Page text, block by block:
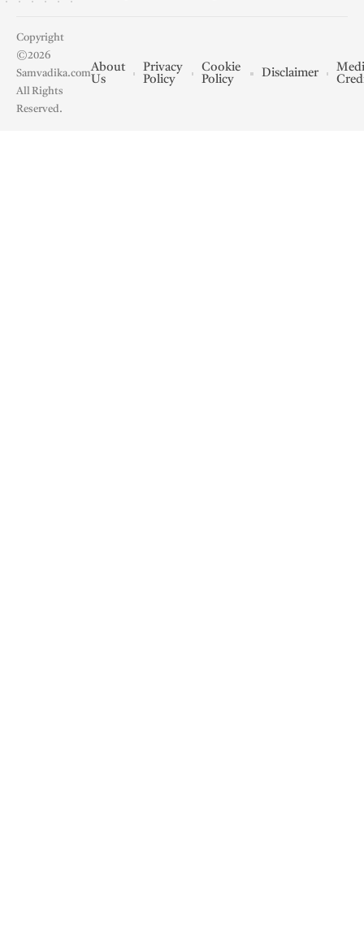
Copyright
©2026
Samvadika.com
All Rights
Reserved.
About
Us
Privacy
Policy
Cookie
Policy
Disclaimer